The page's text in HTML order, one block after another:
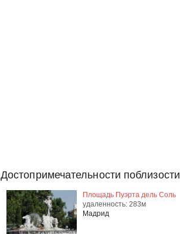
Достопримечательности поблизости
Площадь Пуэрта дель Соль
удаленность: 283м
Мадрид